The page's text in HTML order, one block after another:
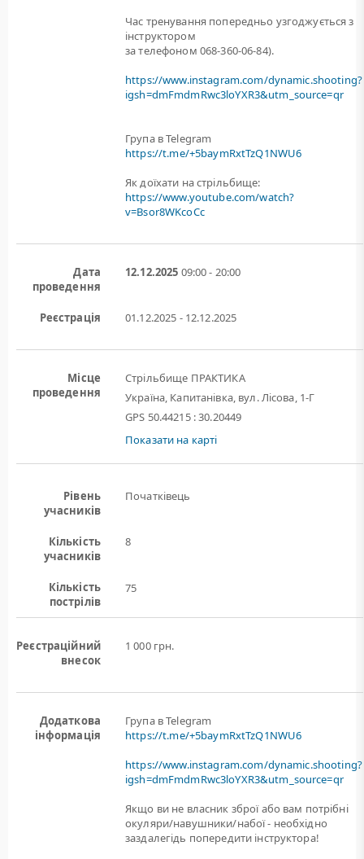
Час тренування попередньо узгоджується з
інструктором
за телефоном 068-360-06-84).
https://www.instagram.com/dynamic.shooting?
igsh=dmFmdmRwc3loYXR3&utm_source=qr
Група в Telegram
https://t.me/+5baymRxtTzQ1NWU6
Як доїхати на стрільбище:
https://www.youtube.com/watch?
v=Bsor8WKcoCc
Дата
проведення
12.12.2025 09:00 - 20:00
Реєстрація 01.12.2025 - 12.12.2025
Місце
проведення
Стрільбище ПРАКТИКА
Україна, Капитанівка, вул. Лісова, 1-Г
GPS 50.44215 : 30.20449
Показати на карті
Рівень
учасників
Початківець
Кількість
учасників
8
Кількість
пострілів
75
Реєстраційний
внесок
1 000 грн.
Додаткова
інформація
Група в Telegram
https://t.me/+5baymRxtTzQ1NWU6
https://www.instagram.com/dynamic.shooting?
igsh=dmFmdmRwc3loYXR3&utm_source=qr
Якщо ви не власник зброї або вам потрiбнi
окуляри/навушники/набої - необхідно
заздалегідь попередити інструктора!